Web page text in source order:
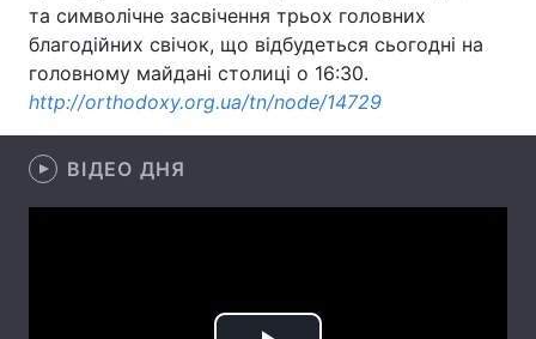
Архів Вакансії
Контакти
та символічне засвічення трьох головних
благодійних свічок, що відбудеться сьогодні на
головному майдані столиці о 16:30.
http://orthodoxy.org.ua/tn/node/14729
ВІДЕО ДНЯ